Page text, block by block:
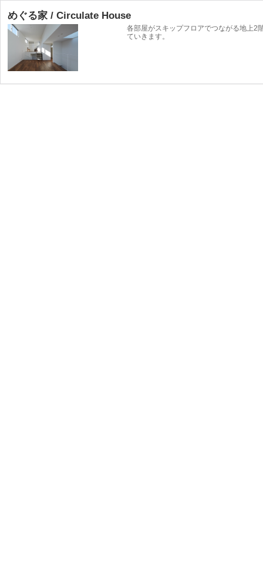
めぐる家 / Circulate House
各部屋がスキップフロアでつながる地上2
ていきます。